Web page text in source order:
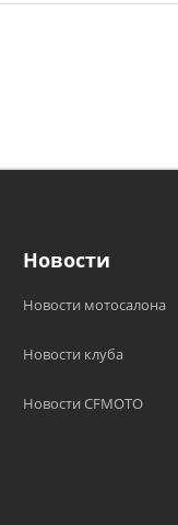
Новости
Новости мотосалона
Новости клуба
Новости CFMOTO